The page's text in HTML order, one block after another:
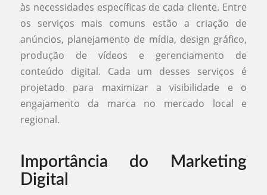
às necessidades específicas de cada cliente. Entre
os serviços mais comuns estão a criação de
anúncios, planejamento de mídia, design gráfico,
produção de vídeos e gerenciamento de
conteúdo digital. Cada um desses serviços é
projetado para maximizar a visibilidade e o
engajamento da marca no mercado local e
regional.
Importância do Marketing
Digital